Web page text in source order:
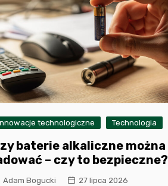
technologiczne Technologia
baterie alkaliczne można
– czy to bezpieczne?
Adam Bogucki 27 lipca 2026